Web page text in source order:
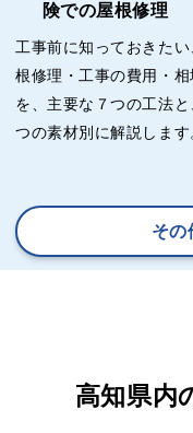
険での屋根修理
工事前に知っておきたい
根修理・工事の費用・相
を、主要な７つの工法と
つの素材別に解説します
その
高知県内